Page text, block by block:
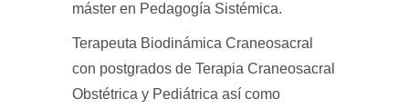
máster en Pedagogía Sistémica.
Terapeuta Biodinámica Craneosacral
con postgrados de Terapia Craneosacral
Obstétrica y Pediátrica así como